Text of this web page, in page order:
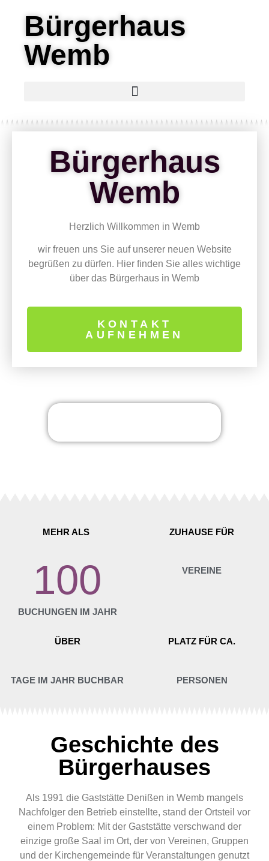
Bürgerhaus
Wemb
Bürgerhaus
Wemb
Herzlich Willkommen in Wemb
wir freuen uns Sie auf unserer neuen Website
begrüßen zu dürfen. Hier finden Sie alles wichtige
über das Bürgerhaus in Wemb
KONTAKT
AUFNEHMEN
MEHR ALS
BUCHUNGEN IM JAHR
100
ZUHAUSE FÜR
VEREINE
ÜBER
TAGE IM JAHR BUCHBAR
PLATZ FÜR CA.
PERSONEN
Geschichte des
Bürgerhauses
Als 1991 die Gaststätte Denißen in Wemb mangels
Nachfolger den Betrieb einstellte, stand der Ortsteil vor
einem Problem: Mit der Gaststätte verschwand der
einzige große Saal im Ort, der von Vereinen, Gruppen
und der Kirchengemeinde für Veranstaltungen genutzt